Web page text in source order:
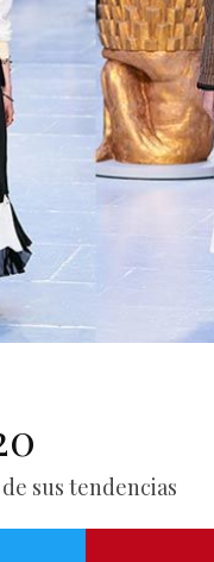
sus tendencias